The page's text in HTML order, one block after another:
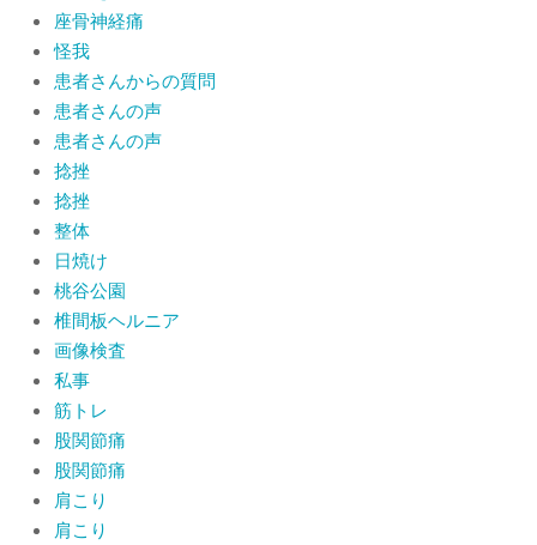
座骨神経痛
怪我
患者さんからの質問
患者さんの声
患者さんの声
捻挫
捻挫
整体
日焼け
桃谷公園
椎間板ヘルニア
画像検査
私事
筋トレ
股関節痛
股関節痛
肩こり
肩こり